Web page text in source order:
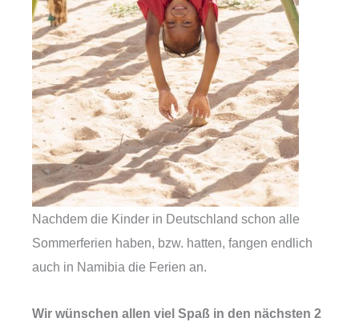
Nachdem die Kinder in Deutschland schon alle
Sommerferien haben, bzw. hatten, fangen endlich
auch in Namibia die Ferien an.
Wir wünschen allen viel Spaß in den nächsten 2